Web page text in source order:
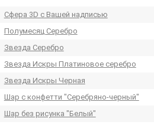
Сфера 3D с Вашей надписью
Полумесяц Серебро
Звезда Серебро
Звезда Искры Платиновое серебро
Звезда Искры Черная
Шар с конфетти "Серебряно-черный"
Шар без рисунка "Белый"